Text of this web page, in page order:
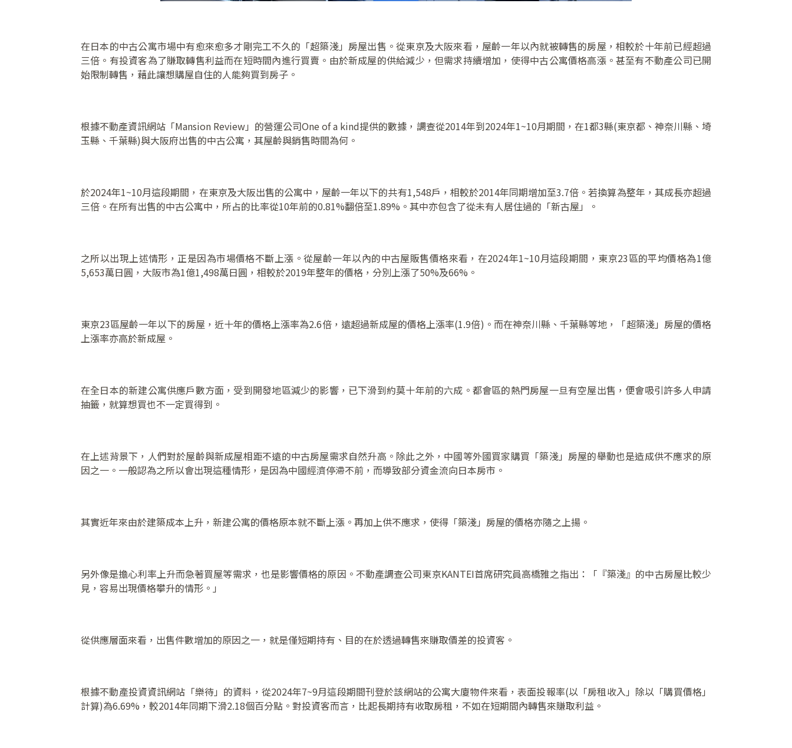
在日本的中古公寓市場中有愈來愈多才剛完工不久的「超築淺」房屋出售。從東京及大阪來看，屋齡一年以內就被轉售的房屋，相較於十年前已經超過
三倍。有投資客為了賺取轉售利益而在短時間內進行買賣。由於新成屋的供給減少，但需求持續增加，使得中古公寓價格高漲。甚至有不動產公司已開
始限制轉售，藉此讓想購屋自住的人能夠買到房子。
根據不動產資訊網站「Mansion Review」的營運公司One of a kind提供的數據，調查從2014年到2024年1~10月期間，在1都3縣(東京都、神奈川縣、埼
玉縣、千葉縣)與大阪府出售的中古公寓，其屋齡與銷售時間為何。
於2024年1~10月這段期間，在東京及大阪出售的公寓中，屋齡一年以下的共有1,548戶，相較於2014年同期增加至3.7倍。若換算為整年，其成長亦超過
三倍。在所有出售的中古公寓中，所占的比率從10年前的0.81%翻倍至1.89%。其中亦包含了從未有人居住過的「新古屋」。
之所以出現上述情形，正是因為市場價格不斷上漲。從屋齡一年以內的中古屋販售價格來看，在2024年1~10月這段期間，東京23區的平均價格為1億
5,653萬日圓，大阪市為1億1,498萬日圓，相較於2019年整年的價格，分別上漲了50%及66%。
東京23區屋齡一年以下的房屋，近十年的價格上漲率為2.6倍，遠超過新成屋的價格上漲率(1.9倍)。而在神奈川縣、千葉縣等地，「超築淺」房屋的價格
上漲率亦高於新成屋。
在全日本的新建公寓供應戶數方面，受到開發地區減少的影響，已下滑到約莫十年前的六成。都會區的熱門房屋一旦有空屋出售，便會吸引許多人申請
抽籤，就算想買也不一定買得到。
在上述背景下，人們對於屋齡與新成屋相距不遠的中古房屋需求自然升高。除此之外，中國等外國買家購買「築淺」房屋的舉動也是造成供不應求的原
因之一。一般認為之所以會出現這種情形，是因為中國經濟停滯不前，而導致部分資金流向日本房市。
其實近年來由於建築成本上升，新建公寓的價格原本就不斷上漲。再加上供不應求，使得「築淺」房屋的價格亦隨之上揚。
另外像是擔心利率上升而急著買屋等需求，也是影響價格的原因。不動產調查公司東京KANTEI首席研究員高橋雅之指出：「『築淺』的中古房屋比較少
見，容易出現價格攀升的情形。」
從供應層面來看，出售件數增加的原因之一，就是僅短期持有、目的在於透過轉售來賺取價差的投資客。
根據不動產投資資訊網站「樂待」的資料，從2024年7~9月這段期間刊登於該網站的公寓大廈物件來看，表面投報率(以「房租收入」除以「購買價格」
計算)為6.69%，較2014年同期下滑2.18個百分點。對投資客而言，比起長期持有收取房租，不如在短期間內轉售來賺取利益。